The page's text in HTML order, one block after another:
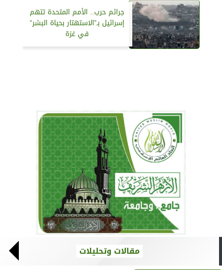
جرائم حرب.. الأمم المتحدة تتهم
إسرائيل بـ”الاستهتار بحياة البشر”
في غزة
مقالات وتحليلات